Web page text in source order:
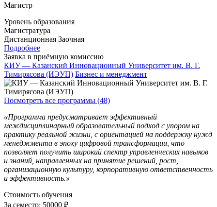
Магистр
Уровень образования
Магистратура
Дистанционная Заочная
Подробнее
Заявка в приёмную комиссию
КИУ — Казанский Инновационный Университет им. В. Г.
Тимирясова (ИЭУП) Бизнес и менеджмент
Посмотреть все программы (48)
«Программа предусматривает эффективный
междисциплинарный образовательный подход с упором на
практику реальной жизни, с ориентацией на поддержку нужд
менеджмента в эпоху цифровой трансформации, что
позволяет получить широкий спектр управленческих навыков
и знаний, направленных на принятие решений, рост,
организационную культуру, корпоративную ответственность
и эффективность.»
Стоимость обучения
За семестр: 50000 ₽